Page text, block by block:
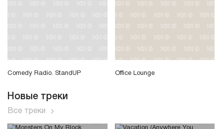
Comedy Radio. StandUP Office Lounge
Новые треки
Все треки